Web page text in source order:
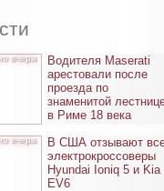
вчера
Водителя Maserati
арестовали после
проезда по
знаменитой
в Риме 18 века
вчера
В США отзывают
электрокроссоверы
Hyundai Ioniq 5 и Kia
EV6